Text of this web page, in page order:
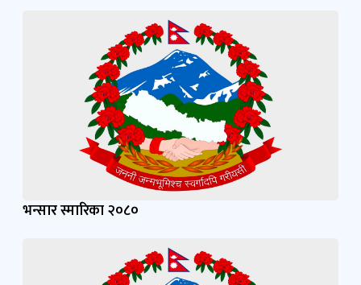
भन्सार स्मारिका २०८०